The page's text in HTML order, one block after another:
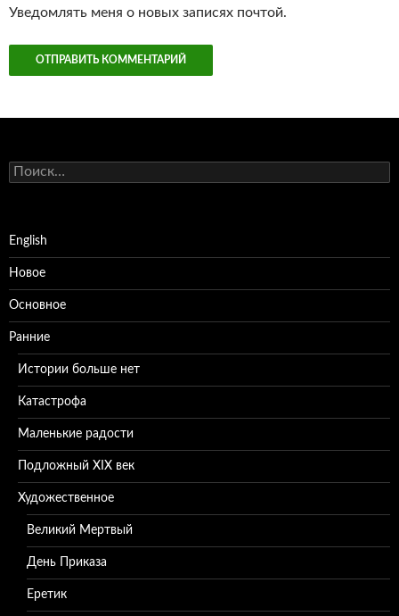
Уведомлять меня о новых записях почтой.
Найти:
English
Новое
Основное
Ранние
Истории больше нет
Катастрофа
Маленькие радости
Подложный XIX век
Художественное
Великий Мертвый
День Приказа
Еретик